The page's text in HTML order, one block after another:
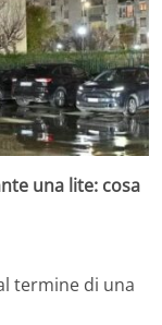
una lite: cosa
termine di una